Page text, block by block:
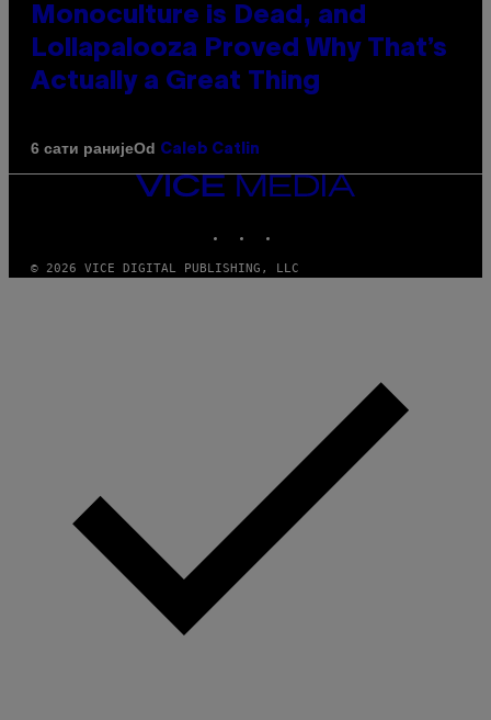
Monoculture is Dead, and
Lollapalooza Proved Why That’s
Actually a Great Thing
6 сати ранијеOd Caleb Catlin
VICE
MEDIA
© 2026 VICE DIGITAL PUBLISHING, LLC